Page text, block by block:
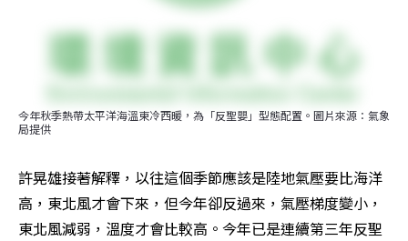
今年秋季熱帶太平洋海溫東冷西暖，為「反聖嬰」型態配置。圖片來源：氣象
局提供
許晃雄接著解釋，以往這個季節應該是陸地氣壓要比海洋
高，東北風才會下來，但今年卻反過來，氣壓梯度變小，
東北風減弱，溫度才會比較高。今年已是連續第三年反聖